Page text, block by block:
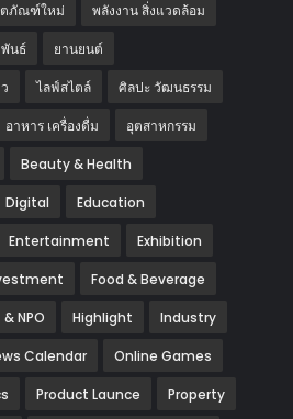
ภัณฑ์ใหม่ พลังงาน สิ่งแวดล้อม
นธ์ ‎ยานยนต์‎
ไลฟ์สไตล์ ศิลปะ วัฒนธรรม
อาหาร เครื่องดื่ม อุตสาหกรรม
Beauty & Health
Digital Education
Entertainment Exhibition
Food & Beverage
NPO Highlight Industry
Calendar Online Games
Product Launce Property